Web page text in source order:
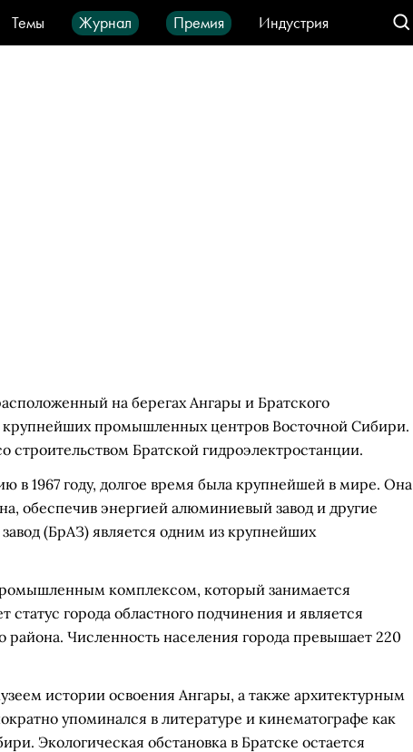
Темы Журнал Премия
Индустрия
Видео Город IT-продукты
на берегах Ангары и Братского
промышленных центров Восточной Сибири.
строительством Братской гидроэлектростанции.
в 1967 году, долгое время была крупнейшей в мире. Она
обеспечив энергией алюминиевый завод и другие
(БрАЗ) является одним из крупнейших
комплексом, который занимается
города областного подчинения и является
Численность населения города превышает 220
истории освоения Ангары, а также архитектурным
упоминался в литературе и кинематографе как
Экологическая обстановка в Братске остается